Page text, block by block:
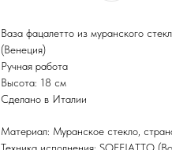
Ваза фацалетто из муранского
(Венеция)
Ручная работа
Высота: 18 см
Сделано в Италии
Материал: Муранское стекло,